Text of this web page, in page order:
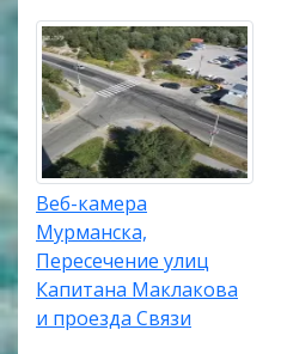
Веб-камера
Мурманска,
Пересечение улиц
Капитана Маклакова
и проезда Связи